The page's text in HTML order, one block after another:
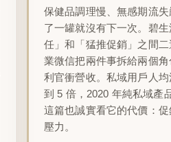
保健品調理慢、無感期流
了一罐就沒有下一次。碧
任」和「猛推促銷」之間
業微信把兩件事拆給兩個
利官衝營收。私域用戶人
到 5 倍，2020 年純私域產
這篇也誠實看它的代價：
壓力。